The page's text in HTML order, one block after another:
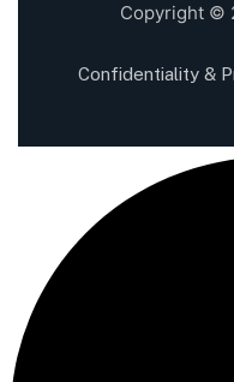
Copyright ©
Confidentiality &